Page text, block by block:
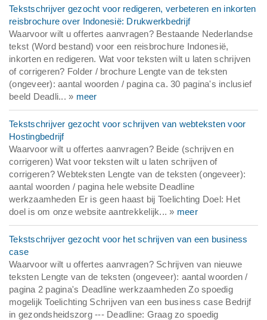
Tekstschrijver gezocht voor redigeren, verbeteren en inkorten
reisbrochure over Indonesië: Drukwerkbedrijf
Waarvoor wilt u offertes aanvragen? Bestaande Nederlandse
tekst (Word bestand) voor een reisbrochure Indonesië,
inkorten en redigeren. Wat voor teksten wilt u laten schrijven
of corrigeren? Folder / brochure Lengte van de teksten
(ongeveer): aantal woorden / pagina ca. 30 pagina's inclusief
beeld Deadli... » meer
Tekstschrijver gezocht voor schrijven van webteksten voor
Hostingbedrijf
Waarvoor wilt u offertes aanvragen? Beide (schrijven en
corrigeren) Wat voor teksten wilt u laten schrijven of
corrigeren? Webteksten Lengte van de teksten (ongeveer):
aantal woorden / pagina hele website Deadline
werkzaamheden Er is geen haast bij Toelichting Doel: Het
doel is om onze website aantrekkelijk... » meer
Tekstschrijver gezocht voor het schrijven van een business
case
Waarvoor wilt u offertes aanvragen? Schrijven van nieuwe
teksten Lengte van de teksten (ongeveer): aantal woorden /
pagina 2 pagina's Deadline werkzaamheden Zo spoedig
mogelijk Toelichting Schrijven van een business case Bedrijf
in gezondsheidszorg --- Deadline: Graag zo spoedig